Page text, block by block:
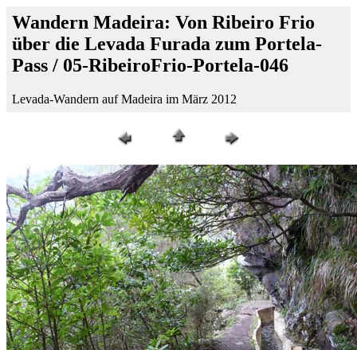
Wandern Madeira: Von Ribeiro Frio
über die Levada Furada zum Portela-
Pass / 05-RibeiroFrio-Portela-046
Levada-Wandern auf Madeira im März 2012